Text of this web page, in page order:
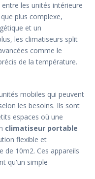
les unités intérieure
plus complexe,
et un
les climatiseurs split
comme le
de la température.
mobiles qui peuvent
les besoins. Ils sont
espaces où une
climatiseur portable
flexible et
de 10m2. Ces appareils
qu'un simple